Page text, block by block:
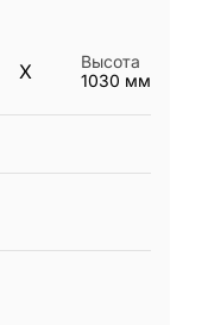
X
Высота
1030 мм